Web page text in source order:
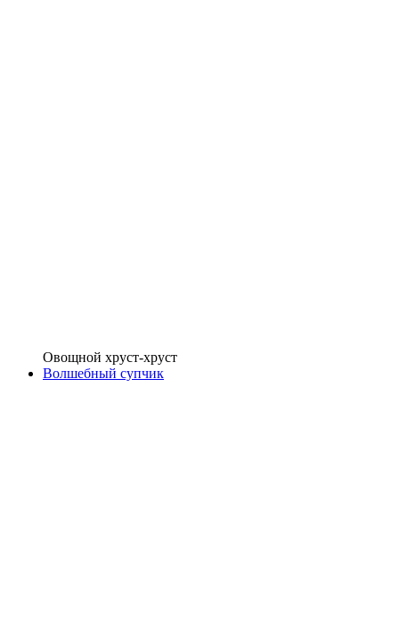
Овощной хруст-хруст
Волшебный супчик